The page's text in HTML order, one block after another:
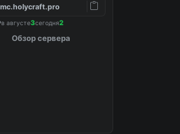
mc.holycraft.pro
в августе3сегодня2
Обзор сервера